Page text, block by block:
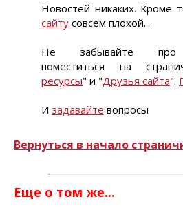
Новостей никаких. Кроме
сайту совсем плохой...
Не забывайте про
поместиться на
ресурсы" и "Друзья сайта".
И задавайте вопросы
Вернуться в начало
Еще о том же...